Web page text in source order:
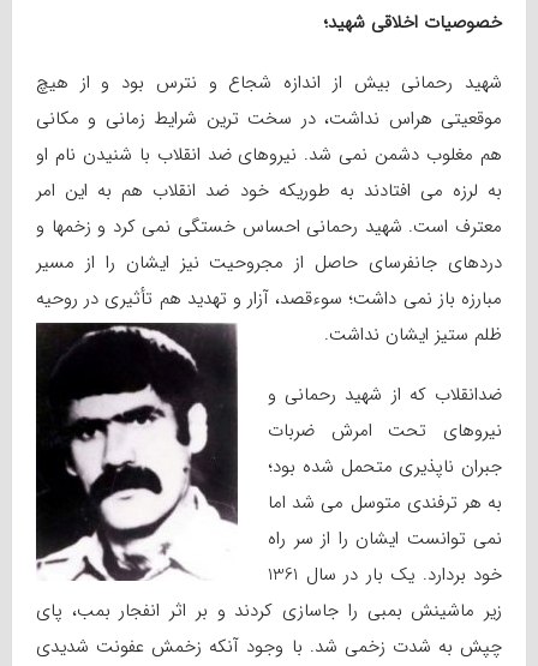
خصوصیات اخلاقی شهید؛
شهید رحمانی بیش از اندازه شجاع و نترس بود و از هیچ
موقعیتی هراس نداشت، در سخت ترین شرایط زمانی و مکانی
هم مغلوب دشمن نمی شد. نیروهای ضد انقلاب با شنیدن نام او
به لرزه می افتادند به طوریکه خود ضد انقلاب هم به این امر
معترف است. شهید رحمانی احساس خستگی نمی کرد و زخمها و
دردهای جانفرسای حاصل از مجروحیت نیز ایشان را از مسیر
مبارزه باز نمی داشت؛ سوءقصد، آزار و تهدید هم تأثیری در روحیه
ظلم ستیز ایشان نداشت.
ضدانقلاب که از شهید رحمانی و
نیروهای تحت امرش ضربات
جبران ناپذیری متحمل شده بود؛
به هر ترفندی متوسل می شد اما
نمی توانست ایشان را از سر راه
خود بردارد. یک بار در سال 1361
زیر ماشینش بمبی را جاسازی کردند و بر اثر انفجار بمب، پای
چپش به شدت زخمی شد. با وجود آنکه زخمش عفونت شدیدی